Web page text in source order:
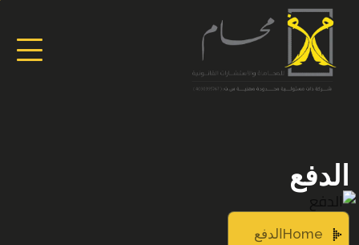
الدفع
Home الدفع